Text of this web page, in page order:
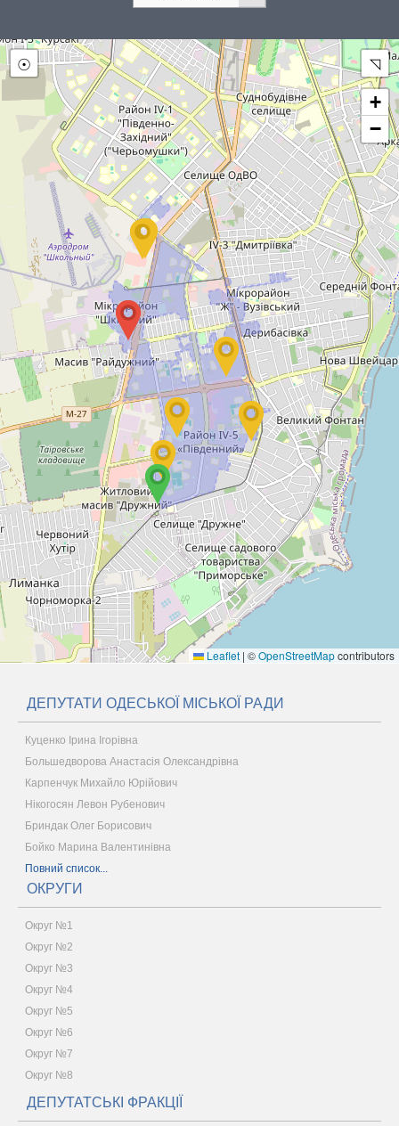
☉ ◹
+
−
Leaflet | ©OpenStreetMapcontributors
ДЕПУТАТИ ОДЕСЬКОЇ МІСЬКОЇ РАДИ
Куценко Ірина Ігорівна
Большедворова Анастасія Олександрівна
Карпенчук Михайло Юрійович
Нікогосян Левон Рубенович
Бриндак Олег Борисович
Бойко Марина Валентинівна
Повний список...
ОКРУГИ
Округ №1
Округ №2
Округ №3
Округ №4
Округ №5
Округ №6
Округ №7
Округ №8
ДЕПУТАТСЬКІ ФРАКЦІЇ